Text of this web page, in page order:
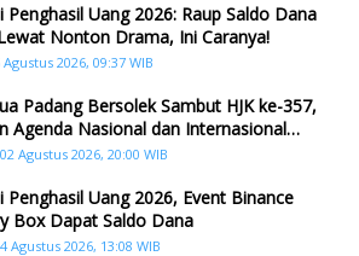
Penghasil Uang 2026: Raup Saldo Dana
Nonton Drama, Ini Caranya!
2026, 09:37 WIB
Padang Bersolek Sambut HJK ke-357,
Agenda Nasional dan Internasional
Agustus 2026, 20:00 WIB
Penghasil Uang 2026, Event Binance
Box Dapat Saldo Dana
Agustus 2026, 13:08 WIB